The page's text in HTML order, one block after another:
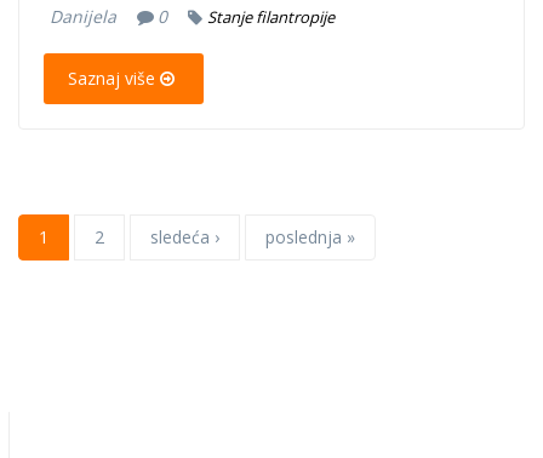
Danijela 0 Stanje filantropije
Saznaj više
1 2 sledeća › poslednja »